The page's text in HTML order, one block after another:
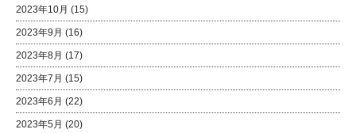
2023年10月 (15)
2023年9月 (16)
2023年8月 (17)
2023年7月 (15)
2023年6月 (22)
2023年5月 (20)